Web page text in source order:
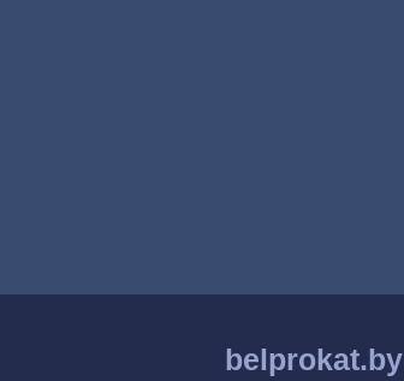
belprokat.by